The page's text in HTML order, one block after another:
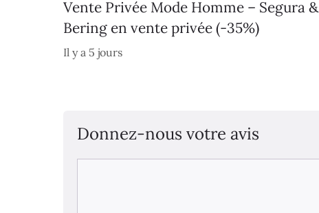
Vente Privée Mode Homme – Segura &
Bering en vente privée (-35%)
Il y a 5 jours
Donnez-nous votre avis